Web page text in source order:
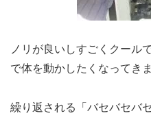
ノリが良いしすごくクール
で体を動かしたくなってき
繰り返される「バセバセバ